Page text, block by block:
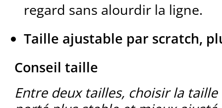
regard sans alourdir la ligne.
Taille ajustable par scratch,
Conseil taille
Entre deux tailles, choisir la